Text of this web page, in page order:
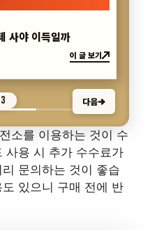
다음
소를 이용하는 것이 수
사용 시 추가 수수료가
문의하는 것이 좋습
있으니 구매 전에 반